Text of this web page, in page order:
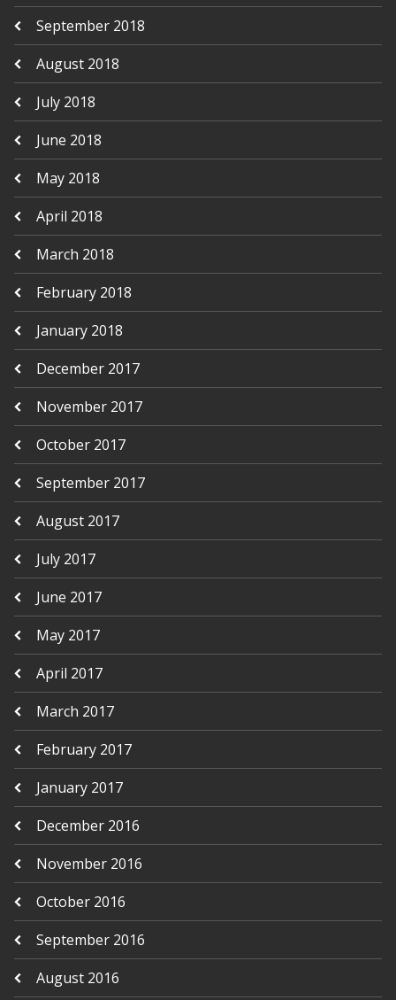
September 2018
August 2018
July 2018
June 2018
May 2018
April 2018
March 2018
February 2018
January 2018
December 2017
November 2017
October 2017
September 2017
August 2017
July 2017
June 2017
May 2017
April 2017
March 2017
February 2017
January 2017
December 2016
November 2016
October 2016
September 2016
August 2016